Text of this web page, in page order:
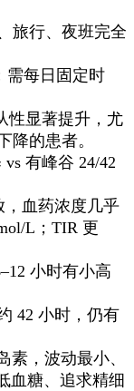
旅行、夜班完全
需每日固定时
性显著提升，尤
降的患者。
有峰谷 24/42
，血药浓度几乎
L；TIR 更
小时有小高
42 小时，仍有
，波动最小、
血糖、追求精细